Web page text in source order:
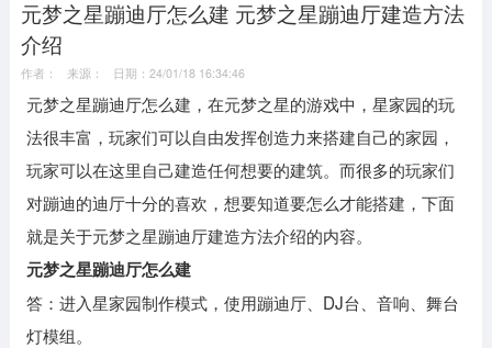
6179 款应用
39 款应用
元梦之星蹦迪厅怎么建 元梦之星蹦迪厅建造方法
介绍
作者： 来源： 日期：24/01/18 16:34:46
元梦之星蹦迪厅怎么建，在元梦之星的游戏中，星家园的玩
法很丰富，玩家们可以自由发挥创造力来搭建自己的家园，
玩家可以在这里自己建造任何想要的建筑。而很多的玩家们
对蹦迪的迪厅十分的喜欢，想要知道要怎么才能搭建，下面
就是关于元梦之星蹦迪厅建造方法介绍的内容。
元梦之星蹦迪厅怎么建
答：进入星家园制作模式，使用蹦迪厅、DJ台、音响、舞台
灯模组。